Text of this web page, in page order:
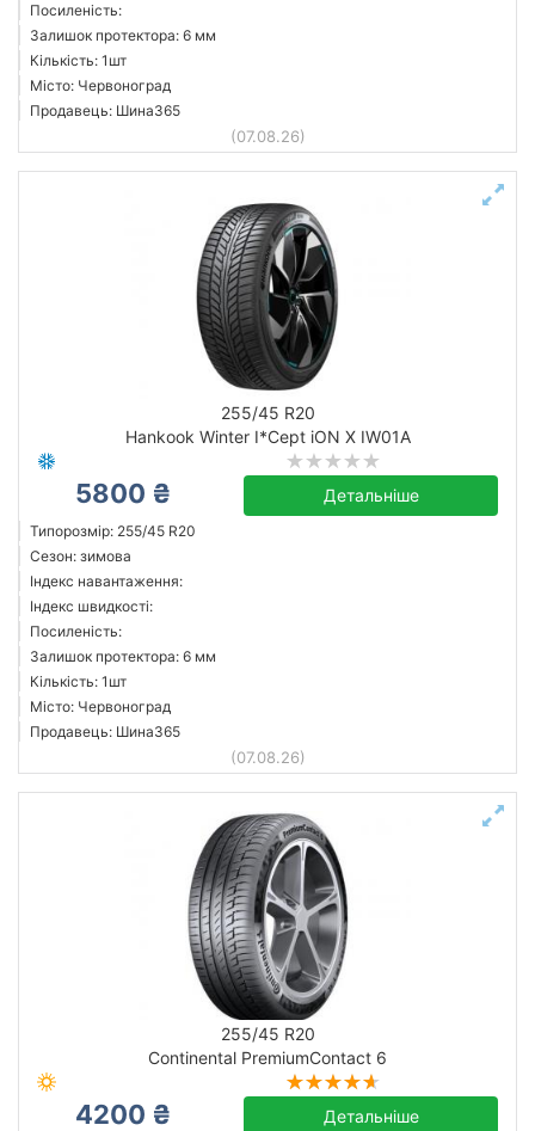
Посиленість:
Залишок протектора: 6 мм
Кількість: 1шт
Місто: Червоноград
Продавець: Шина365
(07.08.26)
255/45 R20
Hankook Winter I*Cept iON X IW01A
5800 ₴ Детальніше
Типорозмір: 255/45 R20
Сезон: зимова
Індекс навантаження:
Індекс швидкості:
Посиленість:
Залишок протектора: 6 мм
Кількість: 1шт
Місто: Червоноград
Продавець: Шина365
(07.08.26)
255/45 R20
Continental PremiumContact 6
4200 ₴ Детальніше